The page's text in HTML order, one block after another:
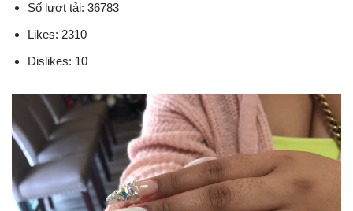
Số lượt tải: 36783
Likes: 2310
Dislikes: 10